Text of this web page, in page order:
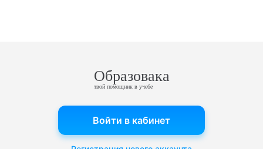
Образовака
твой помощник в учебе
Войти в кабинет